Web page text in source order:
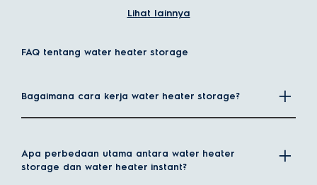
menemukan solusi ideal bagi air panas yang konsisten di
Cocok untuk rumah tangga yang membutuhkan pasokan air
panas stabil di beberapa titik sekaligus
instant
Perbedaan utama antara water heater instant dan storage
Lihat lainnya
FAQ tentang water heater storage
Bagaimana cara kerja water heater storage?
Apa perbedaan utama antara water heater
storage dan water heater instant?